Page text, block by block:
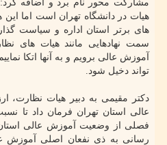
مشارکت محور نام برد و اضافه
هیات در دانشگاه تهران است اما
های برتر استان اداره و سیاست
سمت نهادهایی مانند هیات های
آموزش عالی برویم و به آنها اتکا
تواند دخیل شود.
دکتر مقیمی به دبیر هیات نظارت،
عالی استان تهران فرمان داد تا
فصلی از وضعیت آموزش عالی استان
رسانی به ذی نفعان اصلی آموزش